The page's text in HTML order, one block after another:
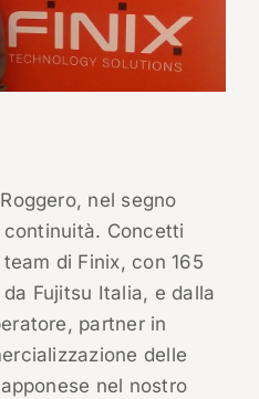
nel segno
continuità. Concetti
di Finix, con 165
Fujitsu Italia, e dalla
partner in
delle
nel nostro